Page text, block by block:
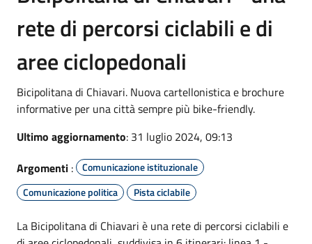
rete di percorsi ciclabili e di
aree ciclopedonali
Bicipolitana di Chiavari. Nuova cartellonistica e brochure
informative per una città sempre più bike-friendly.
Ultimo aggiornamento: 31 luglio 2024, 09:13
Argomenti :
Comunicazione istituzionale
Comunicazione politica
Pista ciclabile
La Bicipolitana di Chiavari è una rete di percorsi ciclabili e